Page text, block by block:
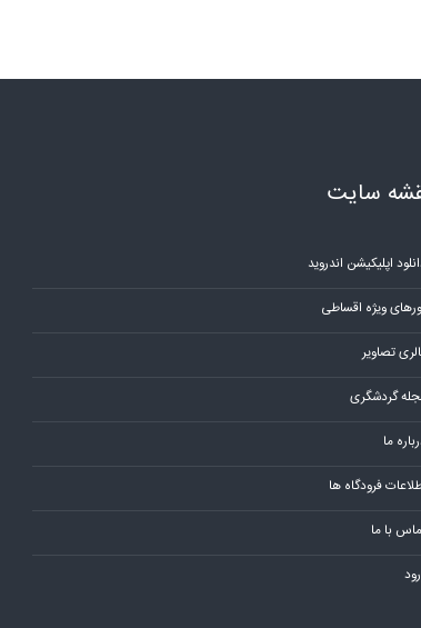
سایت
اپلیکیشن اندروید
ویژه اقساطی
تصاویر
گردشگری
ما
فرودگاه ها
با ما